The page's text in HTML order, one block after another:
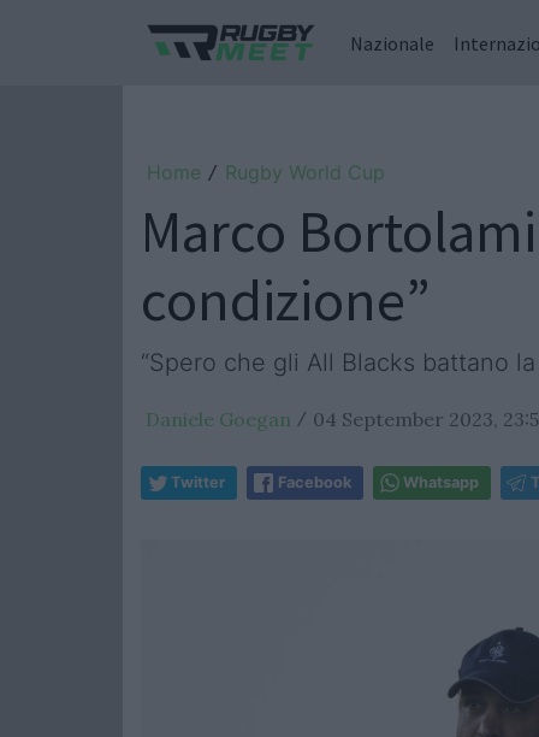
Nazionale
Home / Rugby World Cup
Marco
condizione”
“Spero che gli All Blacks battano la
Daniele Goegan / 04 September 2023,
Twitter Facebook Whatsapp